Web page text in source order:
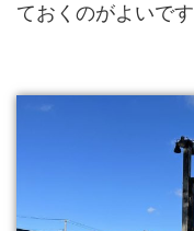
ておくのがよいです